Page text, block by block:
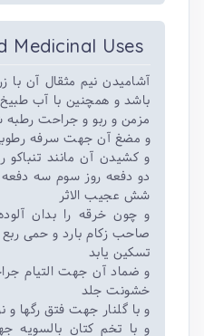
Medicinal Uses
آشامیدن نیم مثقال آن با
باشد و همچنین با آب
مزمن و ربو و جراحت
و مضغ آن جهت سرفه
و کشیدن آن مانند
دو دفعه روز سوم سه
شش عجیب الاثر
و چون خرقه را بدان
صاحب زکام بارد و حمی
تسکین یابد
و ضماد آن جهت التیام
خشونت جلد
و با گلنار جهت فتق رگها و
و با تخم کتان بالسویه